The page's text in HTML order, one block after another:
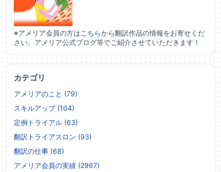
※アメリア会員の方はこちらから翻訳作品の情報をお寄せくだ
さい。アメリア公式ブログ等でご紹介させていただきます！
カテゴリ
アメリアのこと (79)
スキルアップ (104)
定例トライアル (63)
翻訳トライアスロン (93)
翻訳の仕事 (68)
アメリア会員の実績 (2967)